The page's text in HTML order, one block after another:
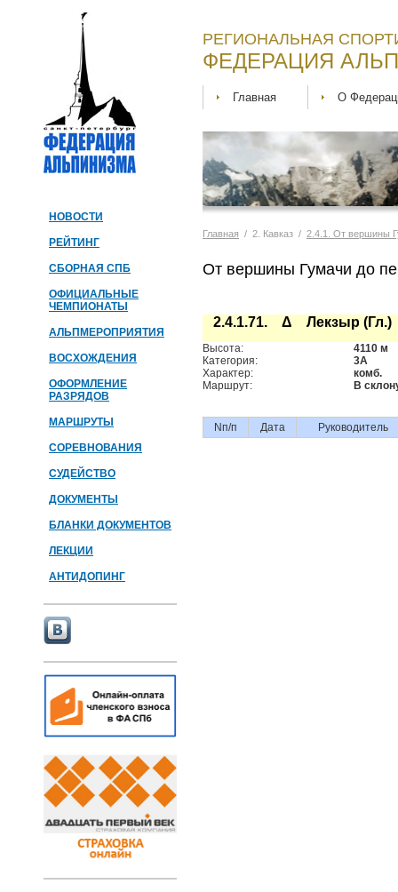
НОВОСТИ
РЕЙТИНГ
СБОРНАЯ СПБ
ОФИЦИАЛЬНЫЕ
ЧЕМПИОНАТЫ
АЛЬПМЕРОПРИЯТИЯ
ВОСХОЖДЕНИЯ
ОФОРМЛЕНИЕ
РАЗРЯДОВ
МАРШРУТЫ
СОРЕВНОВАНИЯ
СУДЕЙСТВО
ДОКУМЕНТЫ
БЛАНКИ ДОКУМЕНТОВ
ЛЕКЦИИ
АНТИДОПИНГ
РЕГИОНАЛЬНАЯ
ФЕДЕРАЦИЯ
Главная О
Главная / 2. Кавказ / 2.4.1. От вершины
От вершины Гумачи до
2.4.1.71. Δ Лекзыр (Гл.)
Высота:
4110 м
Категория:
3А
Характер:
комб.
Маршрут:
В
Nп/п Дата Руководитель